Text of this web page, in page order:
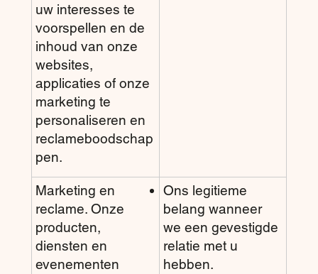
uw interesses te
voorspellen en de
inhoud van onze
websites,
applicaties of onze
marketing te
personaliseren en
reclameboodschap
pen.
Marketing en
reclame. Onze
producten,
diensten en
evenementen
Ons legitieme
belang wanneer
we een gevestigde
relatie met u
hebben.